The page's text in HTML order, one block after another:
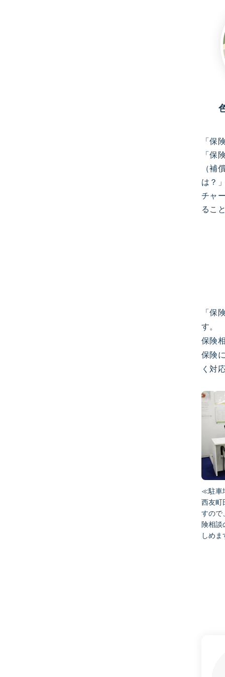
「保
「保
（補
は？
チャ
るこ
「保
す。
保険
保険
く対
≪駐車
西友町
すので
険相談
しめま